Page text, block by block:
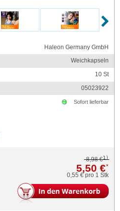
Haleon Germany GmbH
Weichkapseln
10St
05023922
Sofort lieferbar
8,98 €1)
5,50 €*
0,55 €pro 1 Stk